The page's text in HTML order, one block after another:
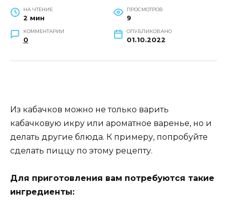
НА ЧТЕНИЕ
2 мин
ПРОСМОТРОВ
9
КОММЕНТАРИИ
0
ОПУБЛИКОВАНО
01.10.2022
Из кабачков можно не только варить
кабачковую икру или ароматное варенье, но и
делать другие блюда. К примеру, попробуйте
сделать пиццу по этому рецепту.
Для приготовления вам потребуются такие
ингредиенты: